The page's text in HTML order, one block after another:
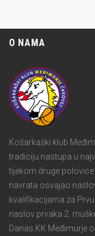
O NAMA
Košarkaški klub
tradiciju nastupa u
tijekom druge polovice
navrata osvajao
kvalifikacijama za
naslov prvaka 2.
Danas KK Međimurje